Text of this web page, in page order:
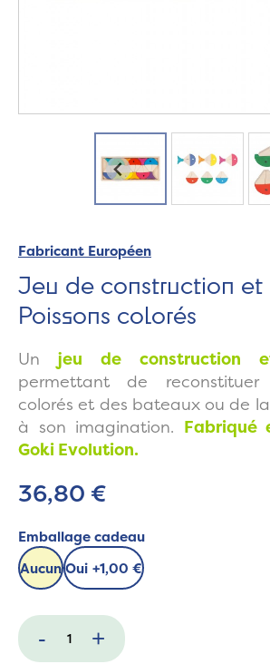
Fabricant Européen
Jeu de construction
Poissons colorés
Un jeu de construction
permettant de reconstituer
colorés et des bateaux ou de
à son imagination. Fabriqué
Goki Evolution.
36,80 €
Emballage cadeau
AucunOui +1,00 €
- +